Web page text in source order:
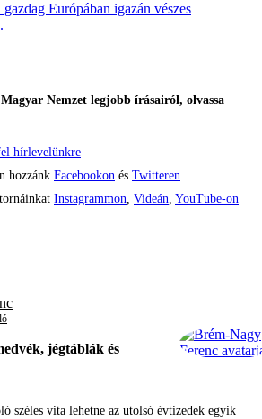
Európában igazán vészes
Nemzet legjobb írásairól, olvassa
hírlevelünkre
hozzánk Facebookon és Twitteren
Instagrammon, Videán, YouTube-on
jégtáblák és
széles vita lehetne az utolsó évtizedek egyik